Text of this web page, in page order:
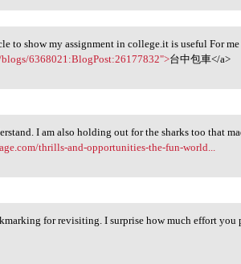
to show my assignment in college.it is useful For me
6368021:BlogPost:26177832">台中包車</a>
I am also holding out for the sharks too that
thrills-and-opportunities-the-fun-world...
for revisiting. I surprise how much effort you